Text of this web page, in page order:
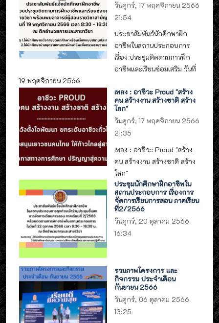
วันศุกร์, 17 พฤศจิกายน 2566
21:54
ประชาสัมพันธ์นักศึกษาฝึก
อาชีพในสถานประกอบการ
เรื่อง ประชุมติดตามการฝึก
อาชีพและเรียนซ่อมเสริม วันที่
19 พฤศจิกายน 2566
เพลง : อาชีวะ Proud "สร้าง
คน สร้างงาน สร้างชาติ สร้าง
โลก"
วันศุกร์, 17 พฤศจิกายน 2566
21:35
เพลง : อาชีวะ Proud "สร้าง
คน สร้างงาน สร้างชาติ สร้าง
โลก"
ประชุมนักศึกษาฝึกอาชีพใน
สถานประกอบการ เรื่องการ
จัดการเรียนการสอน ภาคเรียน
ที่2/2566
วันศุกร์, 20 ตุลาคม 2566
16:34
รวมภาพโครงการ และ
กิจกรรม ประจำเดือน
กันยายน 2566
วันศุกร์, 06 ตุลาคม 2566
13:25